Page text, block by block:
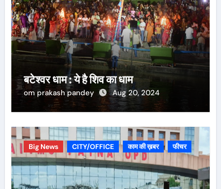
बटेश्वर धाम : ये है शिव का धाम
om prakash pandey Aug 20, 2024
Big News CITY/OFFICE काम की ख़बर फीचर